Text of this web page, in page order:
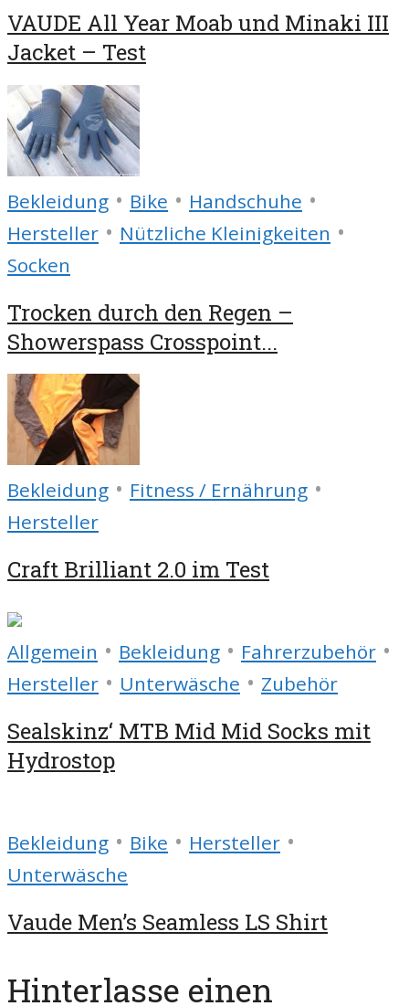
VAUDE All Year Moab und Minaki III
Jacket – Test
Bekleidung • Bike • Handschuhe •
Hersteller • Nützliche Kleinigkeiten •
Socken
Trocken durch den Regen –
Showerspass Crosspoint...
Bekleidung • Fitness / Ernährung •
Hersteller
Craft Brilliant 2.0 im Test
Allgemein • Bekleidung • Fahrerzubehör •
Hersteller • Unterwäsche • Zubehör
Sealskinz‘ MTB Mid Mid Socks mit
Hydrostop
Bekleidung • Bike • Hersteller •
Unterwäsche
Vaude Men’s Seamless LS Shirt
Hinterlasse einen